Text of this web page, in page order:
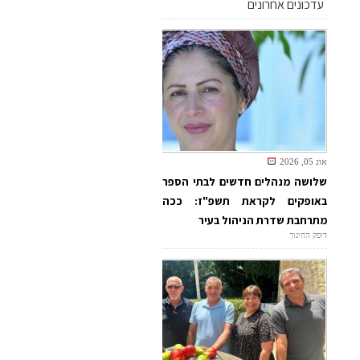
עדכונים אחרונים
אוג 05, 2026
שלושה מנהלים חדשים לבתי הספר
באופקים לקראת תשפ"ז: ככה
מתרחבת שדרת הניהול בעיר
דופק החינוך